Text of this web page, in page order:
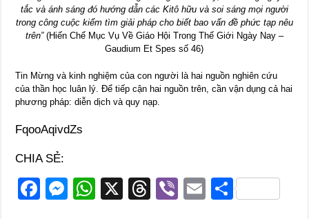
tắc và ánh sáng đó hướng dẫn các Kitô hữu và soi sáng mọi người
trong công cuộc kiếm tìm giải pháp cho biết bao vấn đề phức tạp nêu
trên”(Hiến Chế Mục Vụ Về Giáo Hội Trong Thế Giới Ngày Nay –
Gaudium Et Spes số 46)
Tin Mừng và kinh nghiệm của con người là hai nguồn nghiên cứu
của thần học luân lý. Để tiếp cận hai nguồn trên, cần vận dụng cả hai
phương pháp: diễn dịch và quy nạp.
FqooAqivdZs
CHIA SẺ:
F
M
W
X
T
Vi
E S